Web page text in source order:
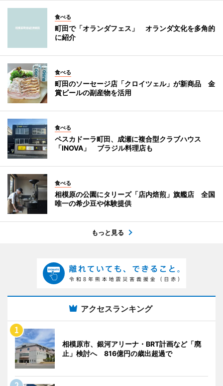
食べる
町田で「オランダフェス」 オランダ文化を多角的
に紹介
食べる
町田のソーセージ店「クロイツェル」が新商品 金
賞ビールの副産物を活用
食べる
ペスカドーラ町田、成瀬に複合型クラブハウス
「INOVA」 ブラジル料理店も
食べる
相模原の公園にタリーズ「店内焙煎」旗艦店 全国
唯一の希少豆や体験提供
もっと見る
アクセスランキング
相模原市、銀河アリーナ・BRT計画など「廃
止」検討へ 816億円の歳出超過で